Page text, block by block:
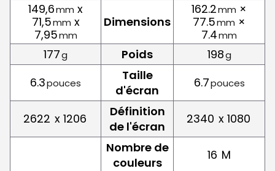
149,6mm x
71,5mm x
7,95mm
Dimensions
162.2mm ×
77.5mm ×
7.4mm
177g Poids 198g
6.3pouces
Taille
d'écran
6.7pouces
2622 x 1206
Définition
de l'écran
2340 x 1080
Nombre de
couleurs
16 M